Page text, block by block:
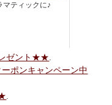
マティックに♪
ゼント★★.
ポンキャンペーン中
.